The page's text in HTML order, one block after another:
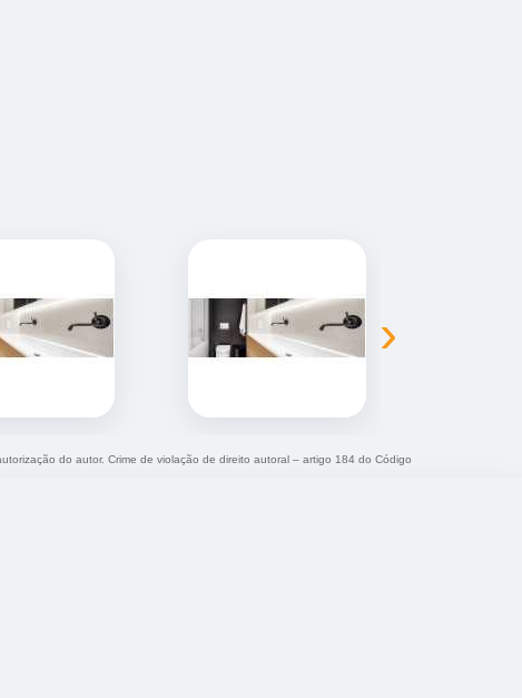
›
do autor. Crime de violação de direito autoral – artigo 184 do Código